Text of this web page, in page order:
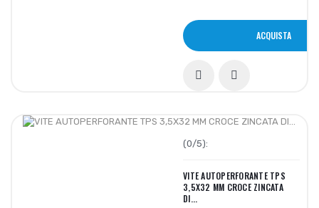
ACQUISTA
(0/5):
VITE AUTOPERFORANTE TPS
3,5X32 MM CROCE ZINCATA
DI...